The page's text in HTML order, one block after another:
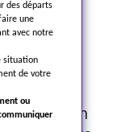
du
d’une
le
et aérien
des départs
une
avec notre
situation
de votre
ou